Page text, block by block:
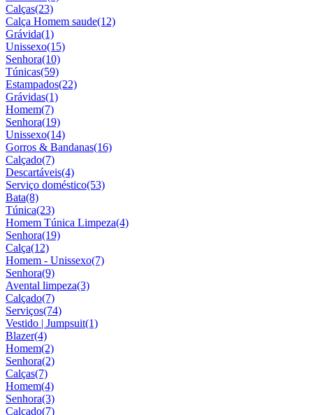
Calças(23)
Calça Homem saude(12)
Grávida(1)
Unissexo(15)
Senhora(10)
Túnicas(59)
Estampados(22)
Grávidas(1)
Homem(7)
Senhora(19)
Unissexo(14)
Gorros & Bandanas(16)
Calçado(7)
Descartáveis(4)
Serviço doméstico(53)
Bata(8)
Túnica(23)
Homem Túnica Limpeza(4)
Senhora(19)
Calça(12)
Homem - Unissexo(7)
Senhora(9)
Avental limpeza(3)
Calçado(7)
Serviços(74)
Vestido | Jumpsuit(1)
Blazer(4)
Homem(2)
Senhora(2)
Calças(7)
Homem(4)
Senhora(3)
Calçado(7)